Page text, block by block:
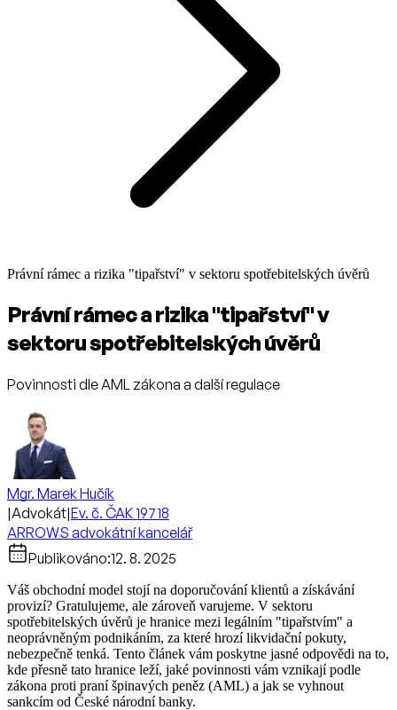
Právní rámec a rizika "tipařství" v sektoru spotřebitelských úvěrů
Právní rámec a rizika "tipařství" v
sektoru spotřebitelských úvěrů
Povinnosti dle AML zákona a další regulace
Mgr. Marek Hučík
|Advokát|Ev. č. ČAK 19718
ARROWS advokátní kancelář
Publikováno:12. 8. 2025
Váš obchodní model stojí na doporučování klientů a získávání
provizí? Gratulujeme, ale zároveň varujeme. V sektoru
spotřebitelských úvěrů je hranice mezi legálním "tipařstvím" a
neoprávněným podnikáním, za které hrozí likvidační pokuty,
nebezpečně tenká. Tento článek vám poskytne jasné odpovědi na to,
kde přesně tato hranice leží, jaké povinnosti vám vznikají podle
zákona proti praní špinavých peněz (AML) a jak se vyhnout
sankcím od České národní banky.